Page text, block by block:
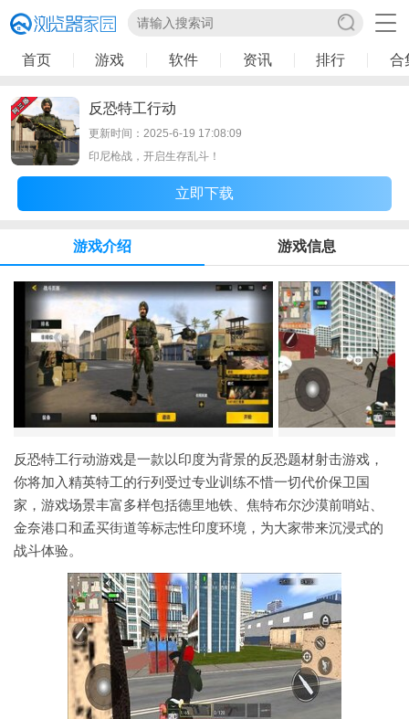
首页 游戏 软件 资讯 排行 合
反恐特工行动
更新时间：2025-6-19 17:08:09
印尼枪战，开启生存乱斗！
立即下载
游戏介绍 游戏信息
反恐特工行动游戏是一款以印度为背景的反恐题材射击游戏，
你将加入精英特工的行列受过专业训练不惜一切代价保卫国
家，游戏场景丰富多样包括德里地铁、焦特布尔沙漠前哨站、
金奈港口和孟买街道等标志性印度环境，为大家带来沉浸式的
战斗体验。